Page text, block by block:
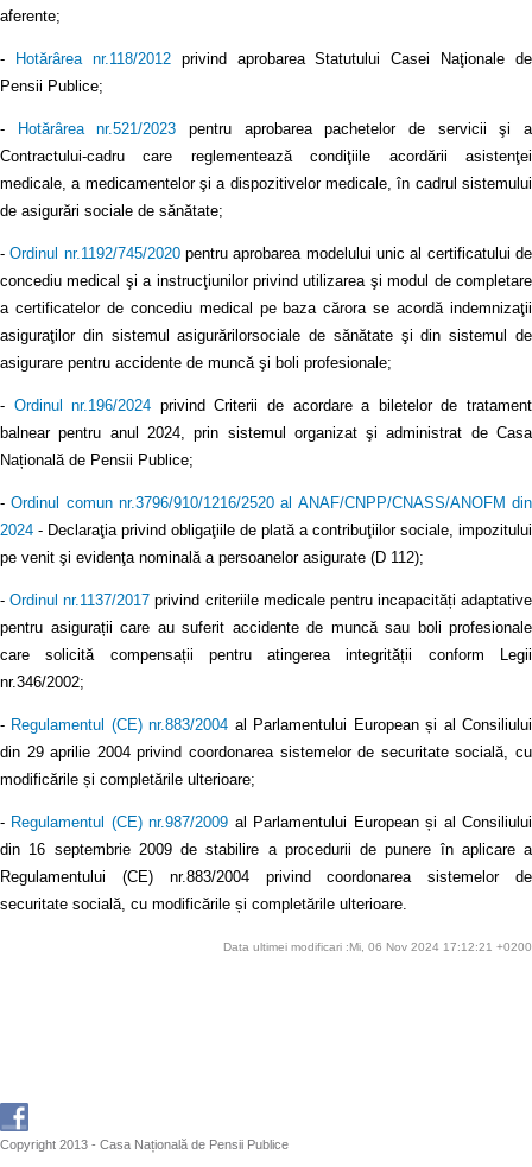
aferente;
- Hotărârea nr.118/2012privind aprobarea Statutului Casei Naţionale de
Pensii Publice;
- Hotărârea nr.521/2023 pentru aprobarea pachetelor de servicii şi a
Contractului-cadru care reglementează condiţiile acordării asistenţei
medicale, a medicamentelor şi a dispozitivelor medicale, în cadrul sistemului
de asigurări sociale de sănătate;
-Ordinul nr.1192/745/2020pentru aprobarea modelului unic al certificatului de
concediu medical şi a instrucţiunilor privind utilizarea şi modul de completare
a certificatelor de concediu medical pe baza cărora se acordă indemnizaţii
asiguraţilor din sistemul asigurărilorsociale de sănătate şi din sistemul de
asigurare pentru accidente de muncă şi boli profesionale;
- Ordinul nr.196/2024 privind Criterii de acordare a biletelor de tratament
balnear pentru anul 2024, prin sistemul organizat şi administrat de Casa
Națională de Pensii Publice;
-Ordinul comun nr.3796/910/1216/2520 al ANAF/CNPP/CNASS/ANOFM din
2024 - Declaraţia privind obligaţiile de plată a contribuţiilor sociale, impozitului
pe venit şi evidenţa nominală a persoanelor asigurate (D 112);
-Ordinul nr.1137/2017 privind criteriile medicale pentru incapacități adaptative
pentru asigurații care au suferit accidente de muncă sau boli profesionale
care solicită compensații pentru atingerea integrității conform Legii
nr.346/2002;
- Regulamentul (CE) nr.883/2004 al Parlamentului European și al Consiliului
din 29 aprilie 2004 privind coordonarea sistemelor de securitate socială, cu
modificările și completările ulterioare;
- Regulamentul (CE) nr.987/2009 al Parlamentului European și al Consiliului
din 16 septembrie 2009 de stabilire a procedurii de punere în aplicare a
Regulamentului (CE) nr.883/2004 privind coordonarea sistemelor de
securitate socială, cu modificările și completările ulterioare.
Data ultimei modificari :Mi, 06 Nov 2024 17:12:21 +0200
Copyright 2013 - Casa Națională de Pensii Publice